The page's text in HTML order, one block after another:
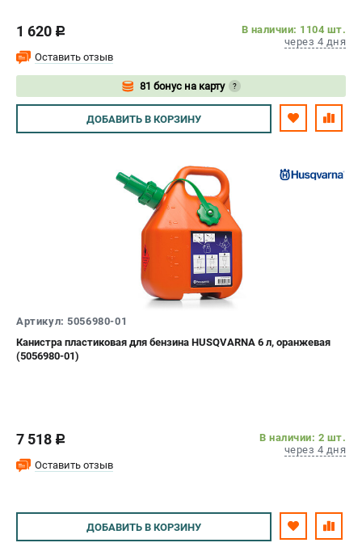
1 620 c
В наличии: 1104 шт.
через 4 дня
Оставить отзыв
81 бонус на карту ?
Авторизуйтесь
ДОБАВИТЬ В КОРЗИНУ
Артикул: 5056980-01
Канистра пластиковая для бензина HUSQVARNA 6 л, оранжевая
(5056980-01)
7 518 c
В наличии: 2 шт.
через 4 дня
Оставить отзыв
ДОБАВИТЬ В КОРЗИНУ